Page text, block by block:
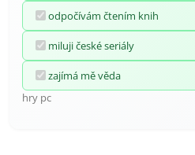
odpočívám čtením knih
miluji české seriály
zajímá mě věda
hry pc